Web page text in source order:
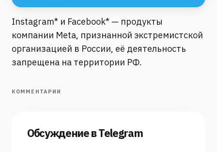
Instagram* и Facebook* — продукты
компании Meta, признанной экстремистской
организацией в России, её деятельность
запрещена на территории РФ.
КОММЕНТАРИИ
Обсуждение в Telegram